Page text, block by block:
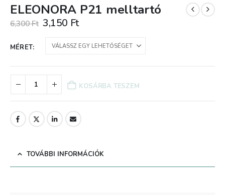
ELEONORA P21 melltartó
6,300Ft Original
price
was:
6,300 Ft.
3,150 FtCurrent
is:
3,150 Ft.
MÉRET
KOSÁRBA TESZEM
TOVÁBBI INFORMÁCIÓK